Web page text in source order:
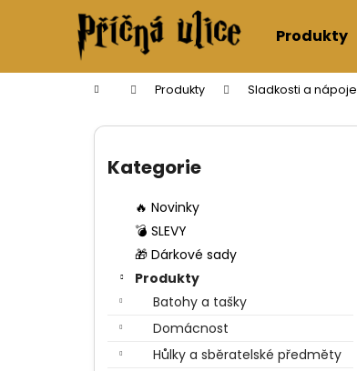
Produkty
Domů Produkty Sladkosti a nápoje
kategorie
Kategorie
🔥 Novinky
💣 SLEVY
🎁 Dárkové sady
Produkty
Batohy a tašky
Domácnost
Hůlky a sběratelské předměty
í
Zpět
do
Zpět
do